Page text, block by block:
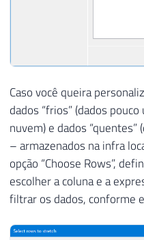
Caso você queira
dados “frios” (dados
nuvem) e dados
– armazenados na infra
opção “Choose Rows”,
escolher a coluna e a
filtrar os dados, conforme